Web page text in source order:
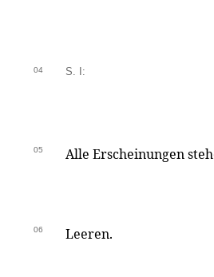
04 S. I:
05 Alle Erscheinungen
06 Leeren.